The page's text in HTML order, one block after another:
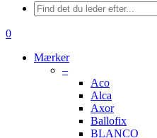
Menu
søge
0
Mærker
–
Aco
Alca
Axor
Ballofix
BLANCO